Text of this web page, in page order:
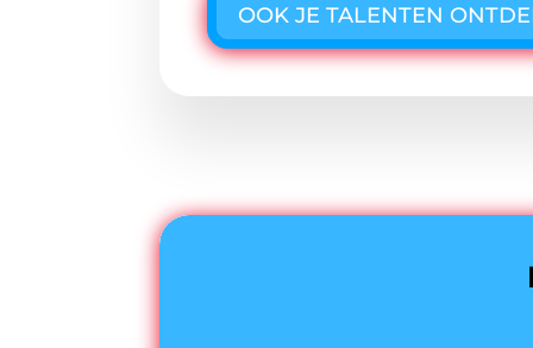
OOK JE TALENTEN